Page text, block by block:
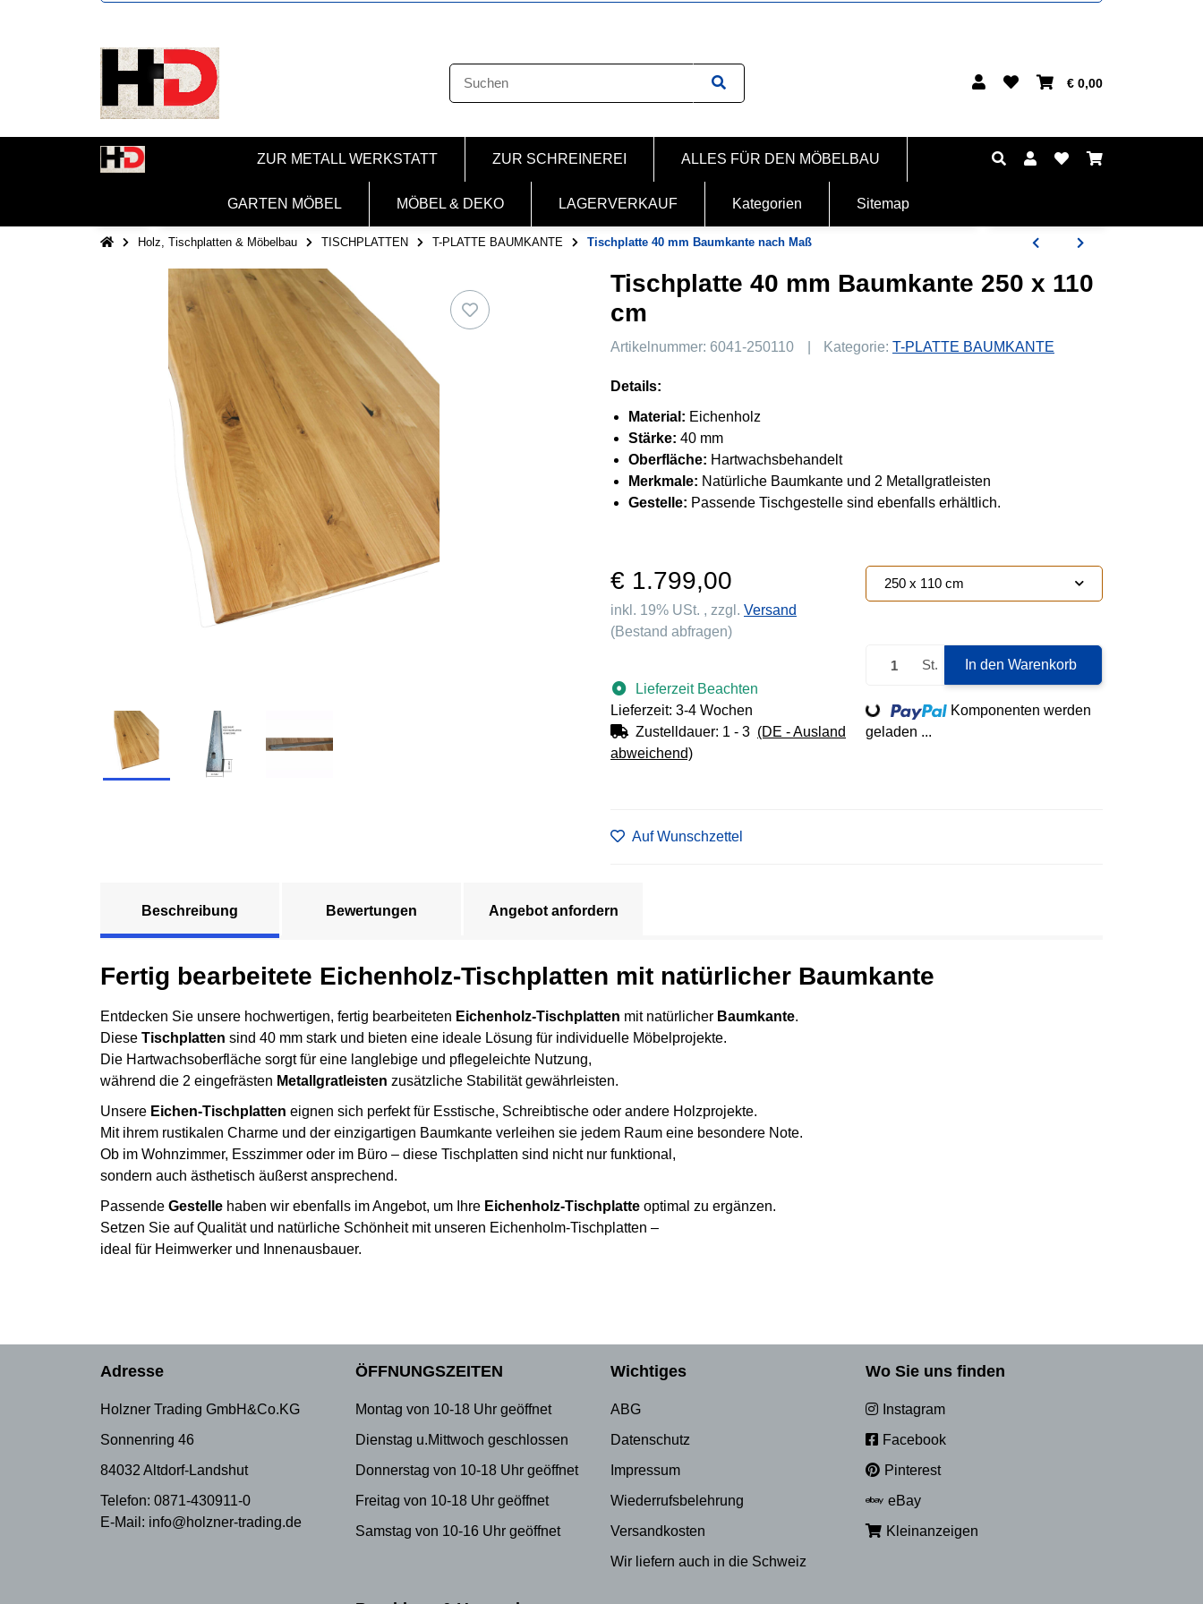
€ 0,00
ZUR METALL WERKSTATT ZUR SCHREINEREI ALLES FÜR DEN MÖBELBAU
GARTEN MÖBEL MÖBEL & DEKO LAGERVERKAUF Kategorien Sitemap
Holz, Tischplatten & Möbelbau TISCHPLATTEN T-PLATTE BAUMKANTE Tischplatte 40 mm Baumkante nach Maß
Tischplatte 40 mm Baumkante 250 x 110
cm
Artikelnummer: 6041-250110 Kategorie: T-PLATTE BAUMKANTE
Details:
Material: Eichenholz
Stärke: 40 mm
Oberfläche: Hartwachsbehandelt
Merkmale: Natürliche Baumkante und 2 Metallgratleisten
Gestelle: Passende Tischgestelle sind ebenfalls erhältlich.
€ 1.799,00
inkl. 19% USt. , zzgl. Versand
(Bestand abfragen)
Lieferzeit Beachten
Lieferzeit: 3-4 Wochen
Zustelldauer: 1 - 3 (DE - Ausland
abweichend)
250 x 110 cm
St. In den Warenkorb
Loading...
Komponenten werden
geladen ...
Auf Wunschzettel
Beschreibung Bewertungen Angebot anfordern
Fertig bearbeitete Eichenholz-Tischplatten mit natürlicher Baumkante
Entdecken Sie unsere hochwertigen, fertig bearbeiteten Eichenholz-Tischplatten mit natürlicher Baumkante.
Diese Tischplatten sind 40 mm stark und bieten eine ideale Lösung für individuelle Möbelprojekte.
Die Hartwachsoberfläche sorgt für eine langlebige und pflegeleichte Nutzung,
während die 2 eingefrästen Metallgratleisten zusätzliche Stabilität gewährleisten.
Unsere Eichen-Tischplatten eignen sich perfekt für Esstische, Schreibtische oder andere Holzprojekte.
Mit ihrem rustikalen Charme und der einzigartigen Baumkante verleihen sie jedem Raum eine besondere Note.
Ob im Wohnzimmer, Esszimmer oder im Büro – diese Tischplatten sind nicht nur funktional,
sondern auch ästhetisch äußerst ansprechend.
Passende Gestelle haben wir ebenfalls im Angebot, um Ihre Eichenholz-Tischplatte optimal zu ergänzen.
Setzen Sie auf Qualität und natürliche Schönheit mit unseren Eichenholm-Tischplatten –
ideal für Heimwerker und Innenausbauer.
Adresse
Holzner Trading GmbH&Co.KG
Sonnenring 46
84032 Altdorf-Landshut
Telefon: 0871-430911-0
E-Mail: info@holzner-trading.de
ÖFFNUNGSZEITEN
Montag von 10-18 Uhr geöffnet
Dienstag u.Mittwoch geschlossen
Donnerstag von 10-18 Uhr geöffnet
Freitag von 10-18 Uhr geöffnet
Samstag von 10-16 Uhr geöffnet
Wichtiges
ABG
Datenschutz
Impressum
Wiederrufsbelehrung
Versandkosten
Wir liefern auch in die Schweiz
Wo Sie uns finden
Instagram
Facebook
Pinterest
eBay
Kleinanzeigen